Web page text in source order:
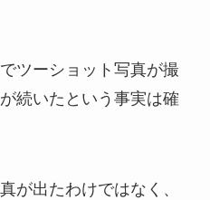
ツーショット写真が撮
続いたという事実は確
が出たわけではなく、